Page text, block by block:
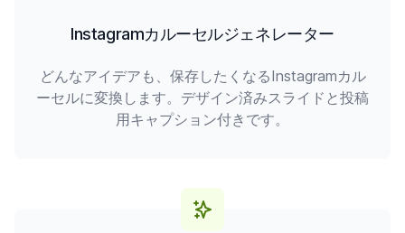
Instagramカルーセルジェネレーター
どんなアイデアも、保存したくなるInstagramカル
ーセルに変換します。デザイン済みスライドと投稿
用キャプション付きです。